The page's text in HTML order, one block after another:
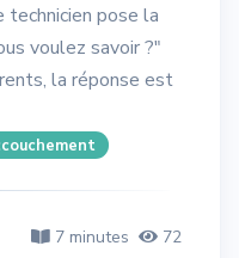
technicien pose la
voulez savoir ?"
la réponse est
7 minutes 72